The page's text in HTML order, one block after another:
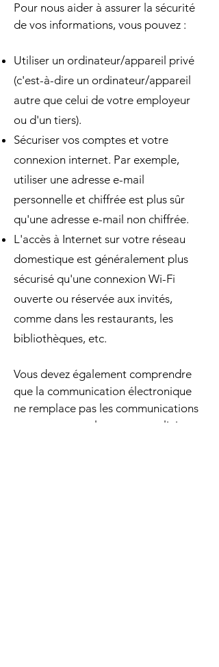
Pour nous aider à assurer la sécurité
de vos informations, vous pouvez :
Utiliser un ordinateur/appareil privé
(c'est-à-dire un ordinateur/appareil
autre que celui de votre employeur
ou d'un tiers).
Sécuriser vos comptes et votre
connexion internet. Par exemple,
utiliser une adresse e-mail
personnelle et chiffrée est plus sûr
qu'une adresse e-mail non chiffrée.
L'accès à Internet sur votre réseau
domestique est généralement plus
sécurisé qu'une connexion Wi-Fi
ouverte ou réservée aux invités,
comme dans les restaurants, les
bibliothèques, etc.
Vous devez également comprendre
que la communication électronique
ne remplace pas les communications
en personne ou les examens cliniques,